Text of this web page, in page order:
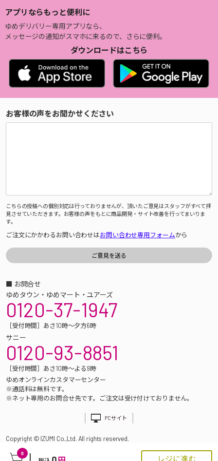
0
レジに進む
アプリならもっと便利に
ゆめデリバリー専用アプリなら、
メッセージの通知がスマホに来るので、さらに便利。
ダウンロードはこちら
お客様の声をお聞かせください
こちらの投稿への個別対応は行っておりませんが、頂いたご意見はスタッフがすべて拝
見させていただきます。お客様の声をもとに商品開発・サイト改善を行ってまいりま
す。
ご注文にかかわるお問い合わせはお問い合わせ専用フォームから
■ お問合せ
ゆめタウン・ゆめマート・ユアーズ
0120-37-1947
［受付時間］あさ10時～夕方6時
サニー
0120-93-8851
［受付時間］あさ10時～よる9時
ゆめオンラインカスタマーセンター
※通話料は無料です。
※ネット専用のお問合せ先です。ご注文は受け付けておりません。
PCサイト
Copyright © IZUMI Co.,Ltd. All rights reserved.